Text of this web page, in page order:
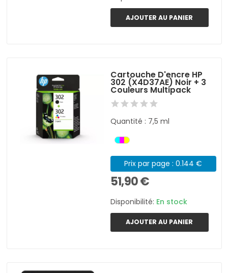
AJOUTER AU PANIER
Cartouche D'encre HP
302 (X4D37AE) Noir + 3
Couleurs Multipack
Quantité : 7,5 ml
Prix par page : 0.144 €
51,90 €
Disponibilité: En stock
AJOUTER AU PANIER